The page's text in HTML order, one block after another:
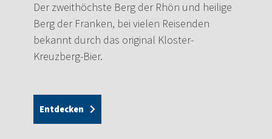
Der zweithöchste Berg der Rhön und heilige
Berg der Franken, bei vielen Reisenden
bekannt durch das original Kloster-
Kreuzberg-Bier.
Entdecken